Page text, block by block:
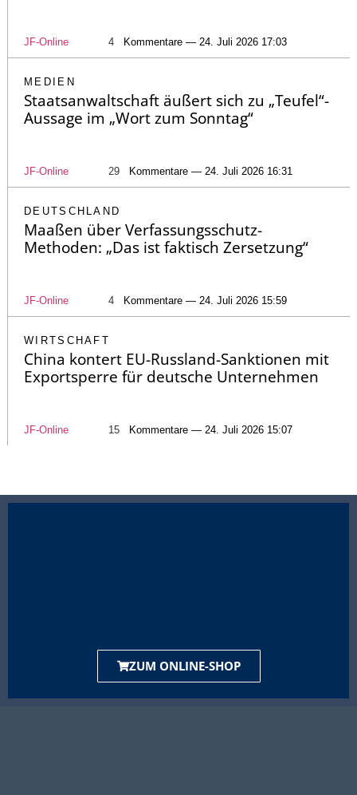
JF-Online 4 Kommentare — 24. Juli 2026 17:03
MEDIEN
Staatsanwaltschaft äußert sich zu „Teufel“-
Aussage im „Wort zum Sonntag“
JF-Online 29 Kommentare — 24. Juli 2026 16:31
DEUTSCHLAND
Maaßen über Verfassungsschutz-
Methoden: „Das ist faktisch Zersetzung“
JF-Online 4 Kommentare — 24. Juli 2026 15:59
WIRTSCHAFT
China kontert EU-Russland-Sanktionen mit
Exportsperre für deutsche Unternehmen
JF-Online 15 Kommentare — 24. Juli 2026 15:07
ZUM ONLINE-SHOP